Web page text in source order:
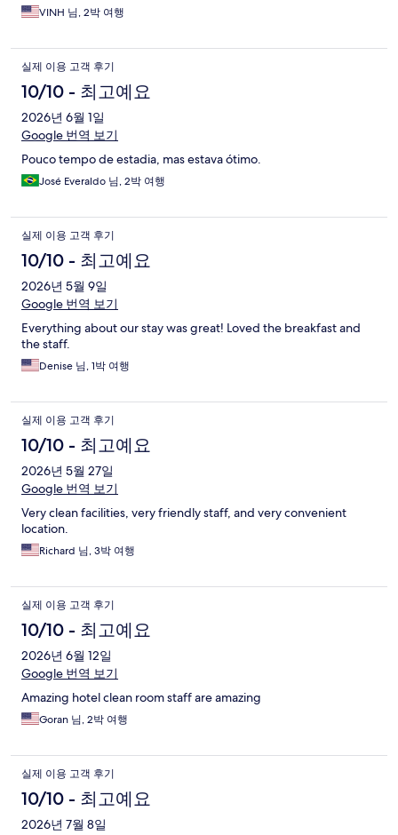
VINH 님, 2박 여행
실제 이용 고객 후기
10/10 - 최고예요
2026년 6월 1일
Google 번역 보기
Pouco tempo de estadia, mas estava ótimo.
José Everaldo 님, 2박 여행
실제 이용 고객 후기
10/10 - 최고예요
2026년 5월 9일
Google 번역 보기
Everything about our stay was great! Loved the breakfast and
the staff.
Denise 님, 1박 여행
실제 이용 고객 후기
10/10 - 최고예요
2026년 5월 27일
Google 번역 보기
Very clean facilities, very friendly staff, and very convenient
location.
Richard 님, 3박 여행
실제 이용 고객 후기
10/10 - 최고예요
2026년 6월 12일
Google 번역 보기
Amazing hotel clean room staff are amazing
Goran 님, 2박 여행
실제 이용 고객 후기
10/10 - 최고예요
2026년 7월 8일